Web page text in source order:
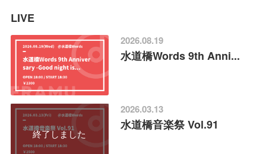
LIVE
2026.08.19
水道橋Words 9th Anni...
終了しました
2026.03.13
水道橋音楽祭 Vol.91